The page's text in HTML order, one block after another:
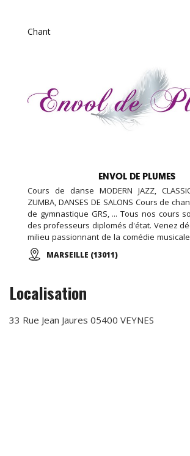
Chant
ENVOL DE PLUMES
Cours de danse MODERN JAZZ,
ZUMBA, DANSES DE SALONS Cours de
de gymnastique GRS, ... Tous nos cours
des professeurs diplomés d'état. Venez
milieu passionnant de la comédie
et Adultes. Stages vacances,
d'essai offert !
MARSEILLE (13011)
Localisation
33 Rue Jean Jaures 05400 VEYNES